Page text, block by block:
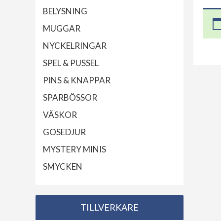
BELYSNING
MUGGAR
NYCKELRINGAR
SPEL & PUSSEL
PINS & KNAPPAR
SPARBÖSSOR
VÄSKOR
GOSEDJUR
MYSTERY MINIS
SMYCKEN
TILLVERKARE